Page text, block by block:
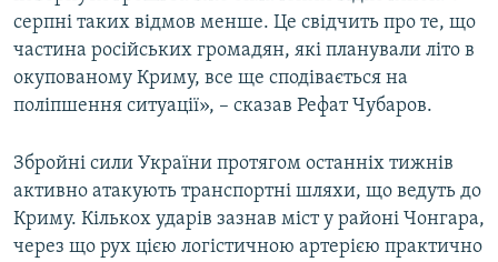
серпні таких відмов менше. Це свідчить про те, що
частина російських громадян, які планували літо в
окупованому Криму, все ще сподівається на
поліпшення ситуації», – сказав Рефат Чубаров.
Збройні сили України протягом останніх тижнів
активно атакують транспортні шляхи, що ведуть до
Криму. Кількох ударів зазнав міст у районі Чонгара,
через що рух цією логістичною артерією практично